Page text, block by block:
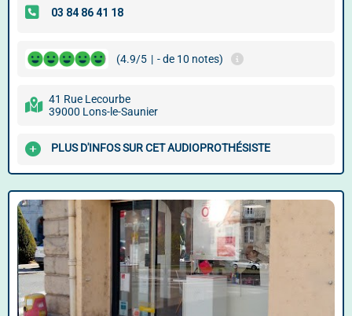
(4.9/5 | - de 10 notes)
41 Rue Lecourbe
39000 Lons-le-Saunier
PLUS D'INFOS SUR CET AUDIOPROTHÉSISTE